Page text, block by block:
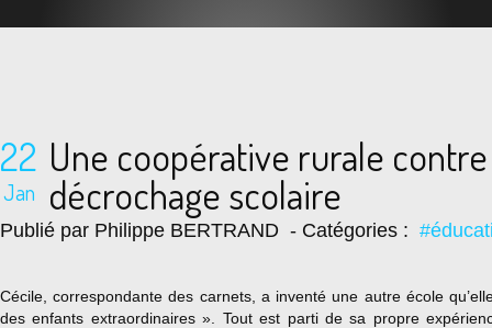
22
Jan
Une coopérative rurale
décrochage scolaire
Publié par Philippe BERTRAND - Catégories :
Cécile, correspondante des carnets, a inventé une autre école
des enfants extraordinaires ». Tout est parti de sa propre